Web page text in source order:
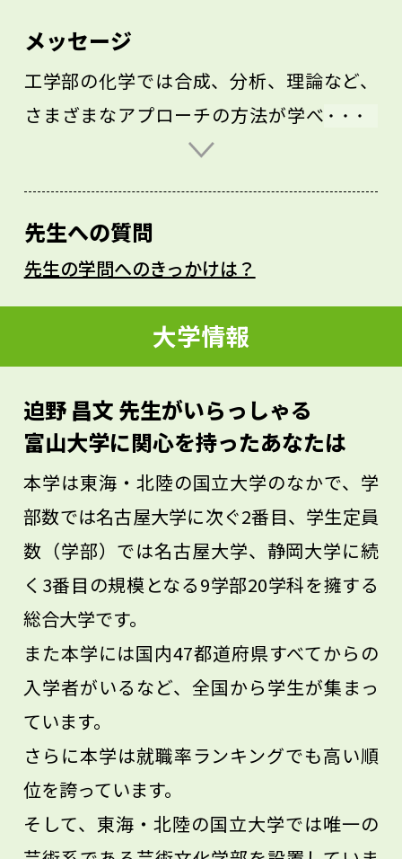
メッセージ
工学部の化学では合成、分析、理論など、
さまざまなアプローチの方法が学べます。
化学に興味があるけど、将来のめざす先が
化学を選択肢に加えてみてはどうでしょう
か。
私の専門はタンパク質工学ですが、研究室
では生体分子に関わるテーマを広く扱って
おり、遺伝子を研究する学生もいます。
つことが、新しい研究を生むベースとなり
ます。生物の持つ高度な機能を化学の力で
どこまで解明できるか、あなたの新しいア
イデアを吹き込んでください。
先生への質問
先生の学問へのきっかけは？
大学情報
迫野 昌文 先生がいらっしゃる
富山大学に関心を持ったあなたは
本学は東海・北陸の国立大学のなかで、学
部数では名古屋大学に次ぐ2番目、学生定員
数（学部）では名古屋大学、静岡大学に続
く3番目の規模となる9学部20学科を擁する
総合大学です。
また本学には国内47都道府県すべてからの
入学者がいるなど、全国から学生が集まっ
ています。
さらに本学は就職率ランキングでも高い順
位を誇っています。
そして、東海・北陸の国立大学では唯一の